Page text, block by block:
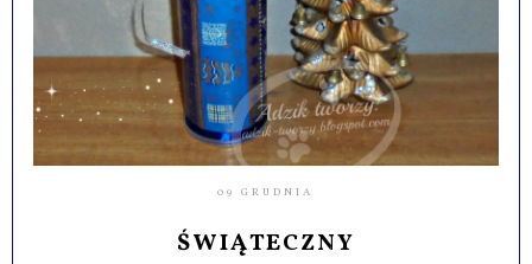
09 GRUDNIA
ŚWIĄTECZNY